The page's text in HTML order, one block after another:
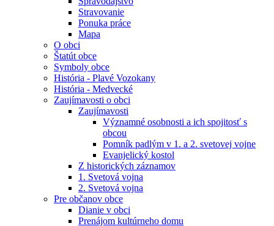
Stravovanie
Ponuka práce
Mapa
O obci
Štatút obce
Symboly obce
História - Plavé Vozokany
História - Medvecké
Zaujímavosti o obci
Zaujímavosti
Významné osobnosti a ich spojitosť s
obcou
Pomník padlým v 1. a 2. svetovej vojne
Evanjelický kostol
Z historických záznamov
1. Svetová vojna
2. Svetová vojna
Pre občanov obce
Dianie v obci
Prenájom kultúrneho domu